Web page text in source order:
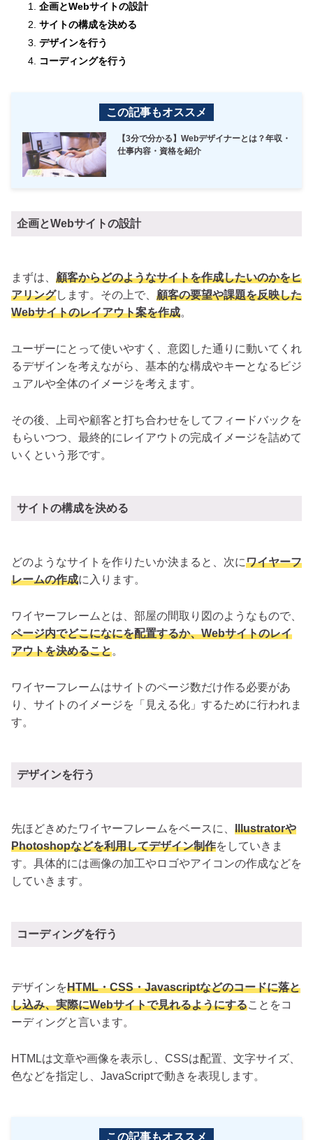
企画とWebサイトの設計
サイトの構成を決める
デザインを行う
コーディングを行う
この記事もオススメ
【3分で分かる】Webデザイナーとは？年収・
仕事内容・資格を紹介
企画とWebサイトの設計
まずは、 顧客からどのようなサイトを作成したいのかをヒ
アリングします。その上で、 顧客の要望や課題を反映した
Webサイトのレイアウト案を作成。
ユーザーにとって使いやすく、意図した通りに動いてくれ
るデザインを考えながら、基本的な構成やキーとなるビジ
ュアルや全体のイメージを考えます。
その後、上司や顧客と打ち合わせをしてフィードバックを
もらいつつ、最終的にレイアウトの完成イメージを詰めて
いくという形です。
サイトの構成を決める
どのようなサイトを作りたいか決まると、次にワイヤーフ
レームの作成に入ります。
ワイヤーフレームとは、部屋の間取り図のようなもので、
ページ内でどこになにを配置するか、Webサイトのレイ
アウトを決めること。
ワイヤーフレームはサイトのページ数だけ作る必要があ
り、サイトのイメージを「見える化」するために行われま
す。
デザインを行う
先ほどきめたワイヤーフレームをベースに、 Illustratorや
Photoshopなどを利用してデザイン制作をしていきま
す。具体的には画像の加工やロゴやアイコンの作成などを
していきます。
コーディングを行う
デザインをHTML・CSS・Javascriptなどのコードに落と
し込み、実際にWebサイトで見れるようにすることをコ
ーディングと言います。
HTMLは文章や画像を表示し、CSSは配置、文字サイズ、
色などを指定し、JavaScriptで動きを表現します。
この記事もオススメ